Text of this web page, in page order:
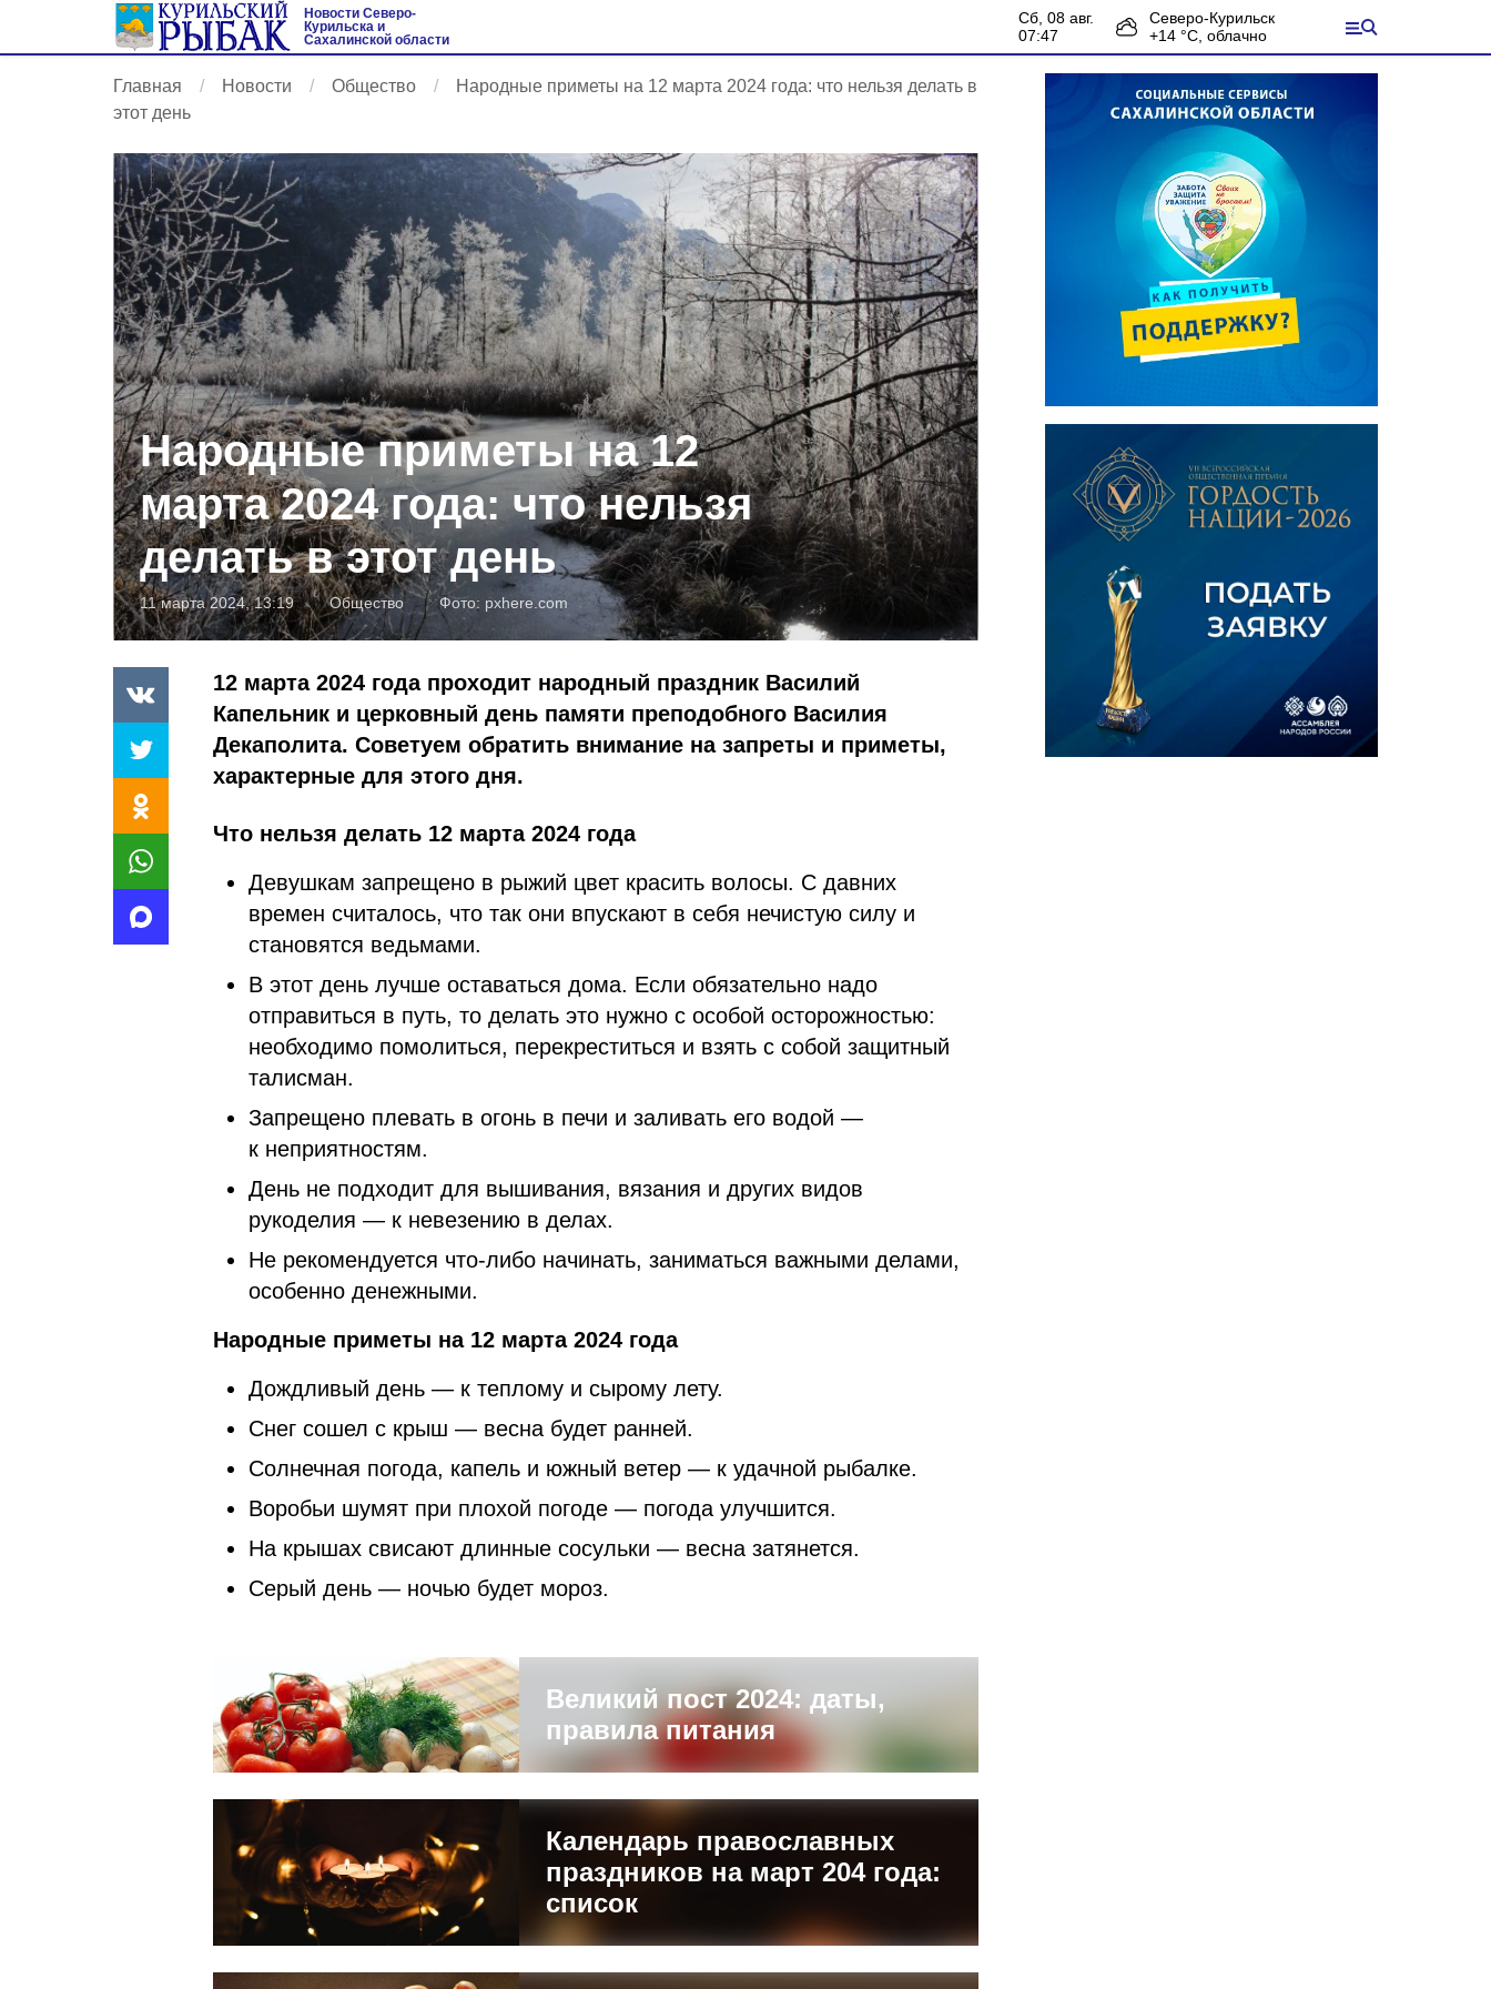
Новости Северо-
Курильска и
Сахалинской области
сб, 08 авг.
07:47
Северо-Курильск
+14 °С, облачно
Главная Новости Общество
Народные приметы на 12 марта 2024 года: что нельзя делать в
этот день
Народные приметы на 12
марта 2024 года: что нельзя
делать в этот день
11 марта 2024, 13:19 Общество Фото: pxhere.com
12 марта 2024 года проходит народный праздник Василий
Капельник и церковный день памяти преподобного Василия
Декаполита. Советуем обратить внимание на запреты и приметы,
характерные для этого дня.
Что нельзя делать 12 марта 2024 года
Девушкам запрещено в рыжий цвет красить волосы. С давних
времен считалось, что так они впускают в себя нечистую силу и
становятся ведьмами.
В этот день лучше оставаться дома. Если обязательно надо
отправиться в путь, то делать это нужно с особой осторожностью:
необходимо помолиться, перекреститься и взять с собой защитный
талисман.
Запрещено плевать в огонь в печи и заливать его водой —
к неприятностям.
День не подходит для вышивания, вязания и других видов
рукоделия — к невезению в делах.
Не рекомендуется что-либо начинать, заниматься важными делами,
особенно денежными.
Народные приметы на 12 марта 2024 года
Дождливый день — к теплому и сырому лету.
Снег сошел с крыш — весна будет ранней.
Солнечная погода, капель и южный ветер — к удачной рыбалке.
Воробьи шумят при плохой погоде — погода улучшится.
На крышах свисают длинные сосульки — весна затянется.
Серый день — ночью будет мороз.
Великий пост 2024: даты,
правила питания
Календарь православных
праздников на март 204 года:
список